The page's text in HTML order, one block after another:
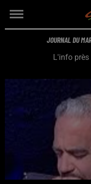
JOURNAL DU
L'info près